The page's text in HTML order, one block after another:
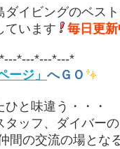
イビングのベス
ています
毎日更
*---*---*---*
ージ」 へＧＯ
と味違う・・・
タッフ、ダイバー
間の交流の場とな